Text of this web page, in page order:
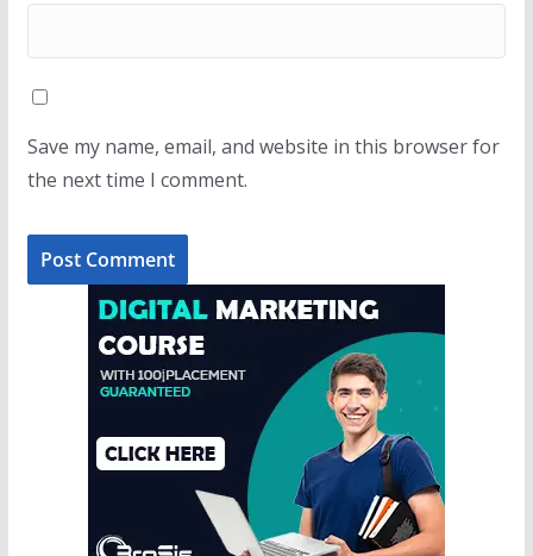
Save my name, email, and website in this browser for
the next time I comment.